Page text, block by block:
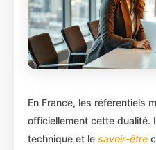
En France, les référentiels
officiellement cette dualité.
technique et le savoir-être